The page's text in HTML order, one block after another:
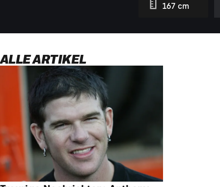
167 cm
ALLE ARTIKEL